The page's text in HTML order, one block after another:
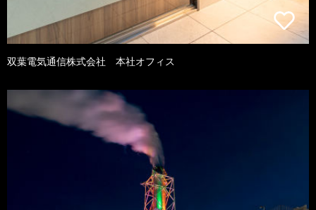
双葉電気通信株式会社 本社オフィス